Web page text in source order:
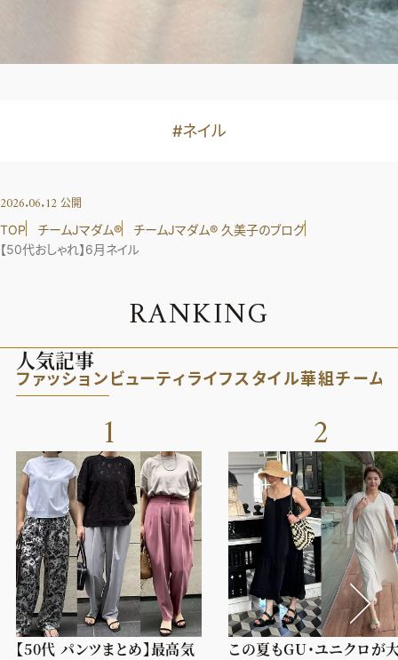
#ネイル
2026.06.12 公開
TOP チームJマダム®︎
チームJマダム®︎ 久美子のブログ
【50代おしゃれ】6月ネイル
RANKING
人気記事
ファッション ビューティライフスタイル華組チーム
1
【50代 パンツまとめ】最高気
2
この夏もGU・ユニクロが